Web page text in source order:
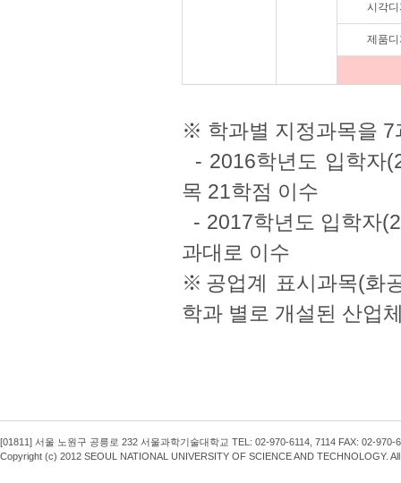
시각
제품
※ 학과별 지정과목을 7
- 2016학년도 입학자
목 21학점 이수
- 2017학년도 입학자
과대로 이수
※공업계 표시과목(화
학과 별로 개설된 산업
[01811] 서울 노원구 공릉로 232 서울과학기술대학교 TEL: 02-970-6114, 7114 FAX: 02-970-
Copyright (c) 2012 SEOUL NATIONAL UNIVERSITY OF SCIENCE AND TECHNOLOGY.